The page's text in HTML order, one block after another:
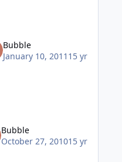
Bubble
January 10, 2011 15 yr
Bubble
October 27, 201015 yr